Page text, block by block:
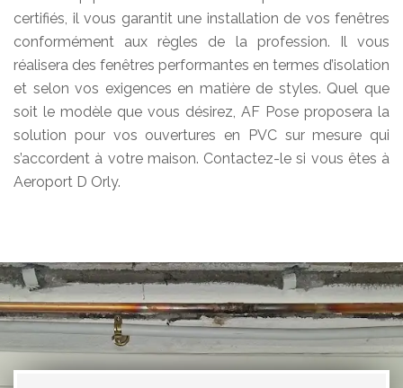
certifiés, il vous garantit une installation de vos fenêtres
conformément aux règles de la profession. Il vous
réalisera des fenêtres performantes en termes d’isolation
et selon vos exigences en matière de styles. Quel que
soit le modèle que vous désirez, AF Pose proposera la
solution pour vos ouvertures en PVC sur mesure qui
s’accordent à votre maison. Contactez-le si vous êtes à
Aeroport D Orly.